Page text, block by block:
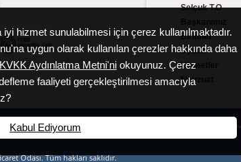
Selçuk T.O
Birimler
Üyelik
Hizmetler
Mevzuat
Sk. No: 3/D Selçuk/İZMİR
Odası. Tüm hakları saklıdır.
hizmet sunulabilmesi için çerez kullanılmaktadır.
uygun olarak kullanılan çerezler hakkında daha
KVKK Aydınlatma Metni'ni okuyunuz. Çerez
faaliyeti gerçekleştirilmesi amacıyla
Kabul Ediyorum